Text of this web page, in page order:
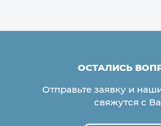
ОСТАЛИСЬ
Отправьте заявку и
свяжутся с